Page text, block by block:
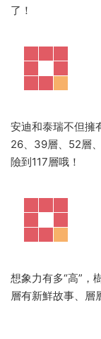
了！
安迪和泰瑞不但擁
26、39層、52層
險到117層哦！
想象力有多“高”，
層有新鮮故事、層